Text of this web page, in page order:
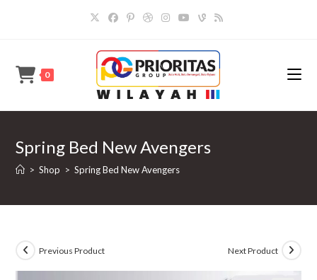
0
Spring Bed New Avengers
> Shop > Spring Bed New Avengers
Previous Product Next Product